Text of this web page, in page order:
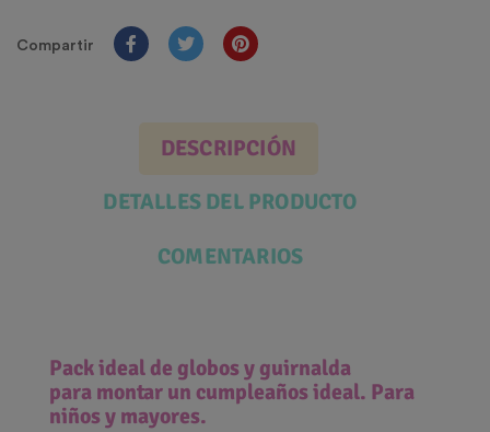
Compartir
DESCRIPCIÓN
DETALLES DEL PRODUCTO
COMENTARIOS
Pack ideal de globos y guirnalda
para montar un cumpleaños ideal. Para
niños y mayores.